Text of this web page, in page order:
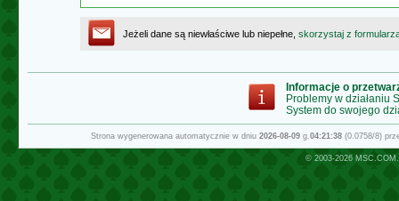
Jeżeli dane są niewłaściwe lub niepełne, skorzystaj z
Informacje o
Problemy w działaniu
System do swojego
Strona wygenerowana automatycznie w dniu 2026-08-09g.04:21:38(0.0758/8)
© 2003-2026